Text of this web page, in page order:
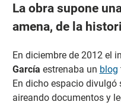
La obra supone
amena, de la
En diciembre de 2012 el
García estrenaba un blog
En dicho espacio
aireando documentos y